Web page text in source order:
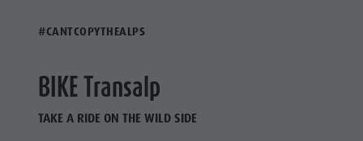
#CANTCOPYTHEALPS
BIKE Transalp
TAKE A RIDE ON THE WILD SIDE